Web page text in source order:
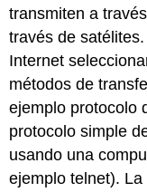
transmiten a
través de
Internet
métodos de
ejemplo protocolo
protocolo simple
usando una
ejemplo telnet).